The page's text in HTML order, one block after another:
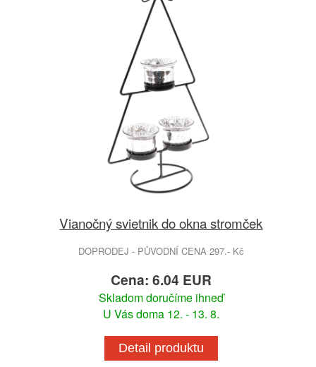
Vianočný svietnik do okna stromček
DOPRODEJ - PŮVODNÍ CENA 297.- Kč
Cena: 6.04 EUR
Skladom doručíme ihneď
U Vás doma 12. - 13. 8.
Detail produktu